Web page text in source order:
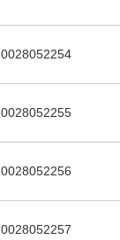
0028052254
0028052255
0028052256
0028052257